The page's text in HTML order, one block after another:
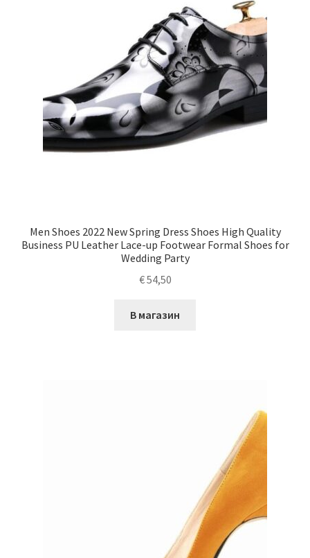
Men Shoes 2022 New Spring Dress Shoes High Quality
Business PU Leather Lace-up Footwear Formal Shoes for
Wedding Party
€54,50
В магазин